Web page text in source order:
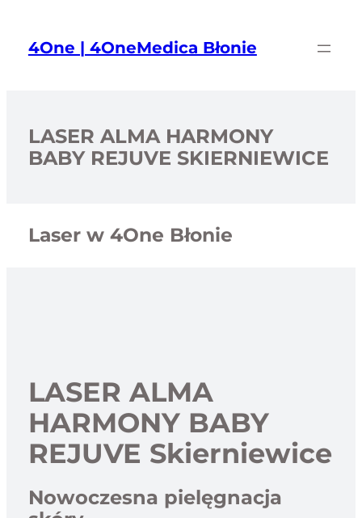
treści4One | 4OneMedica Błonie
LASER ALMA HARMONY
BABY REJUVE SKIERNIEWICE
Laser w 4One Błonie
LASER ALMA
HARMONY BABY
REJUVE Skierniewice
Nowoczesna pielęgnacja